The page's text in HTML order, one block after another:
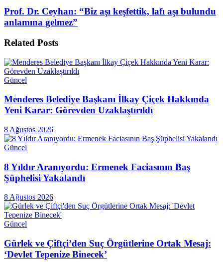
Prof. Dr. Ceyhan: “Biz aşı keşfettik, lafı aşı bulundu
anlamına gelmez”
Related Posts
Güncel
Menderes Belediye Başkanı İlkay Çiçek Hakkında
Yeni Karar: Görevden Uzaklaştırıldı
8 Ağustos 2026
Güncel
8 Yıldır Aranıyordu: Ermenek Faciasının Baş
Şüphelisi Yakalandı
8 Ağustos 2026
Güncel
Gürlek ve Çiftçi’den Suç Örgütlerine Ortak Mesaj:
‘Devlet Tepenize Binecek’